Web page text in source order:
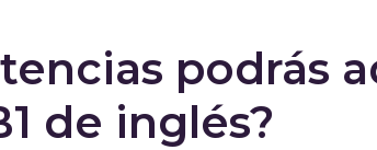
podrás
de inglés?